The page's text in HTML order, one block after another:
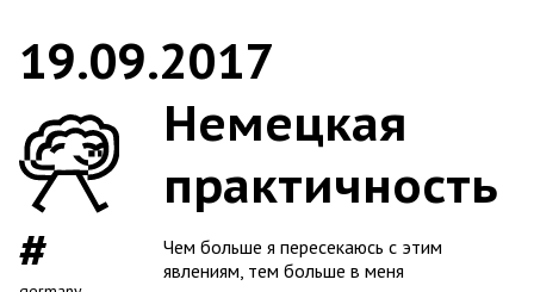
19.09.2017
Немецкая
практичность
Чем больше я пересекаюсь с этим
явлениям, тем больше в меня